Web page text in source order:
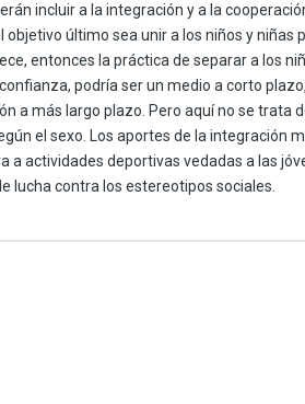
incluir a la integración y a la
último sea unir a los niños y niñas
entonces la práctica de separar a los
podría ser un medio a corto
a más largo plazo. Pero aquí no se trata
el sexo. Los aportes de la integración
a actividades deportivas vedadas a las
lucha contra los estereotipos sociales.